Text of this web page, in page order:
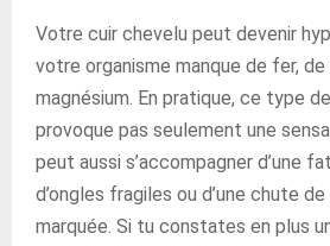
Votre cuir chevelu peut devenir
votre organisme manque de fer, de
magnésium. En pratique, ce type
provoque pas seulement une
peut aussi s’accompagner d’une
d’ongles fragiles ou d’une chute
marquée. Si tu constates en plus